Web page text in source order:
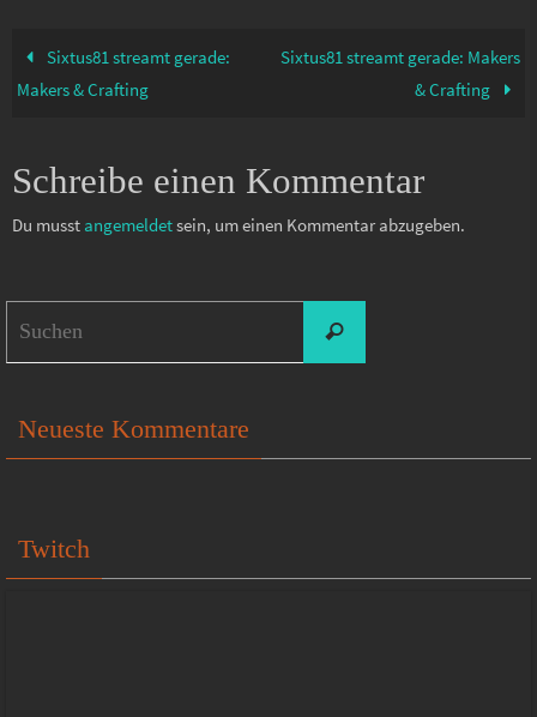
Sixtus81 streamt gerade:
Makers & Crafting
Sixtus81 streamt gerade: Makers
& Crafting
Schreibe einen Kommentar
Du musst angemeldetsein, um einen Kommentar abzugeben.
Suchen
Neueste Kommentare
Twitch